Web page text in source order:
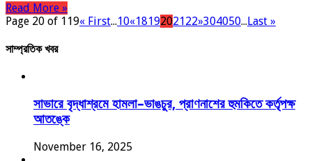
Read More »
Page 20 of 119« First...10«1819202122»304050...Last »
সাম্প্রতিক খবর
সাভারে বৃদ্ধাশ্রমে হামলা–ভাঙচুর, প্রাণনাশের হুমকিতে কর্তৃপক্ষ
আতঙ্কে
November 16, 2025